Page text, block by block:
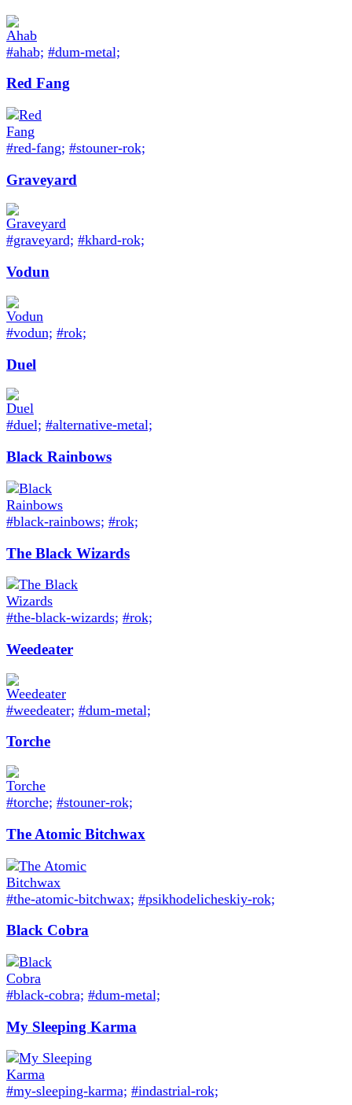
#ahab; #dum-metal;
Red Fang
#red-fang; #stouner-rok;
Graveyard
#graveyard; #khard-rok;
Vodun
#vodun; #rok;
Duel
#duel; #alternative-metal;
Black Rainbows
#black-rainbows; #rok;
The Black Wizards
#the-black-wizards; #rok;
Weedeater
#weedeater; #dum-metal;
Torche
#torche; #stouner-rok;
The Atomic Bitchwax
#the-atomic-bitchwax; #psikhodelicheskiy-rok;
Black Cobra
#black-cobra; #dum-metal;
My Sleeping Karma
#my-sleeping-karma; #indastrial-rok;